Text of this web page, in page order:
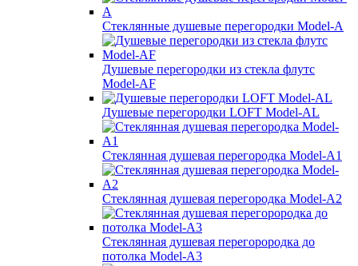
Стеклянные душевые перегородки Model-A
Душевые перегородки из стекла флутс
Model-AF
Душевые перегородки LOFT Model-AL
Стеклянная душевая перегородка Model-A1
Стеклянная душевая перегородка Model-A2
Стеклянная душевая перегорородка до
потолка Model-A3